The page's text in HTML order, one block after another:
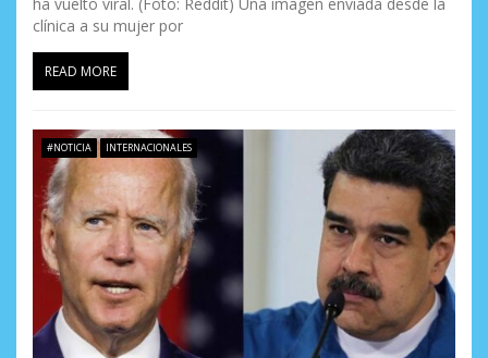
ha vuelto viral. (Foto: Reddit) Una imagen enviada desde la
clínica a su mujer por
READ MORE
#NOTICIA INTERNACIONALES